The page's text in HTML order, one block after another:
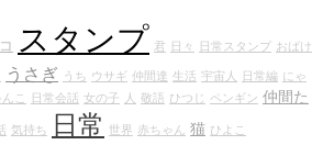
スタンプ 君 日々 日常スタンプ おばけ
うさぎ うち ウサギ 仲間達 生活 宇宙人 日常編 にゃ
こ 日常会話 女の子 人 敬語 ひつじ ペンギン 仲間た
気持ち 日常 世界 赤ちゃん 猫 ひよこ